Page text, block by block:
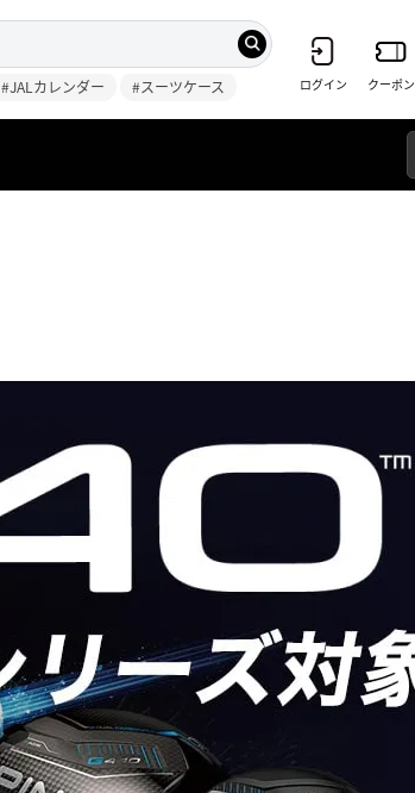
#JALカレンダー #スーツケース ログイン クーポン